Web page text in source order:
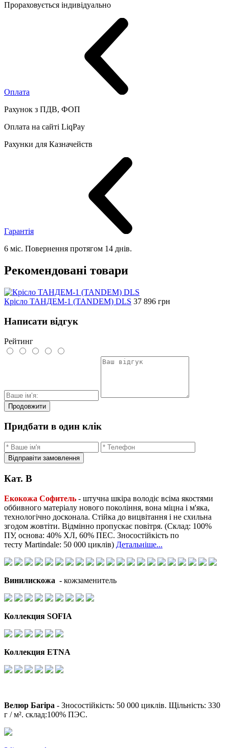
Прораховується індивідуально
Оплата
Рахунок з ПДВ, ФОП
Оплата на сайті LiqPay
Рахунки для Казначейств
Гарантія
6 міс. Повернення протягом 14 днів.
Рекомендовані товари
Крiсло ТАНДЕМ-1 (TANDEM) DLS 37 896 грн
Написати відгук
Рейтинг
Продовжити
Придбати в один клік
Відправіти замовлення
Кат. B
Екокожа Софитель - штучна шкіра володіє всіма якостями
оббивного матеріалу нового покоління, вона міцна і м'яка,
технологічно досконала. Стійка до вицвітання і не схильна
згодом жовтіти. Відмінно пропускає повітря. (Склад: 100%
ПУ, основа: 40% ХЛ, 60% ПЕС. Зносостійкість по
тесту Martindale: 50 000 циклів) Детальніше...
Винилискожа - кожзаменитель
Коллекция SOFIA
Коллекция ETNA
Велюр Багіра - Зносостійкість: 50 000 циклів. Щільність: 330
г / м². склад:100% ПЭС.